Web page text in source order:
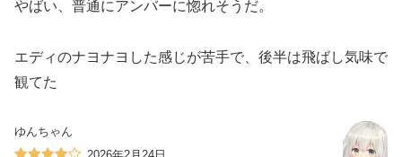
やばい、普通にアンバーに惚れそうだ。
エディのナヨナヨした感じが苦手で、後半は飛ばし気味で
観てた
ゆんちゃん